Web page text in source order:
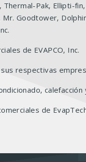
Pak, Ellipti-
Goodtower,
de EVAPCO, Inc.
respectivas
calefacción
de